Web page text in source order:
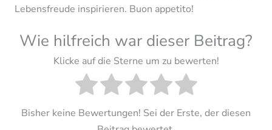
Lebensfreude inspirieren. Buon appetito!
Wie hilfreich war dieser Beitrag?
Klicke auf die Sterne um zu bewerten!
Bisher keine Bewertungen! Sei der Erste, der diesen